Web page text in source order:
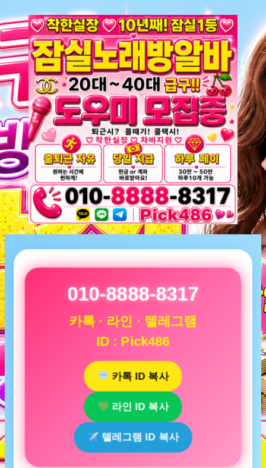
010-8888-8317
카톡 · 라인 · 텔레그램
ID : Pick486
카톡 ID 복사
라인 ID 복사
텔레그램 ID 복사